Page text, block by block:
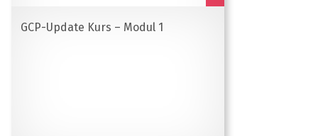
GCP-Update Kurs – Modul 1